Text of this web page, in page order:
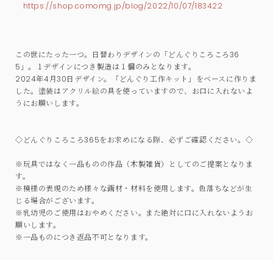
https://shop.comomg.jp/blog/2022/10/07/183422
この世にたった一つ。日替わりデザインの「どんぐりころころ36
5」。１デザインにつき製造は１個のみとなります。
2024年4月30日デザイン。「どんぐり工作キット」をベースに作りま
した。塗装はアクリル絵の具を使っていますので、お口に入れないよ
うにお願いします。
◇どんぐりころころ365をお求めになる際、必ずご確認ください。◇
※玩具ではなく一品ものの作品（木製雑貨）としてのご提案となりま
す。
※模様の表現のため様々な画材・材料を使用します。色落ちなどが生
じる場合がございます。
※乳幼児のご使用はおやめください。また絶対に口に入れないようお
願いします。
※一品ものにつき返品不可となります。